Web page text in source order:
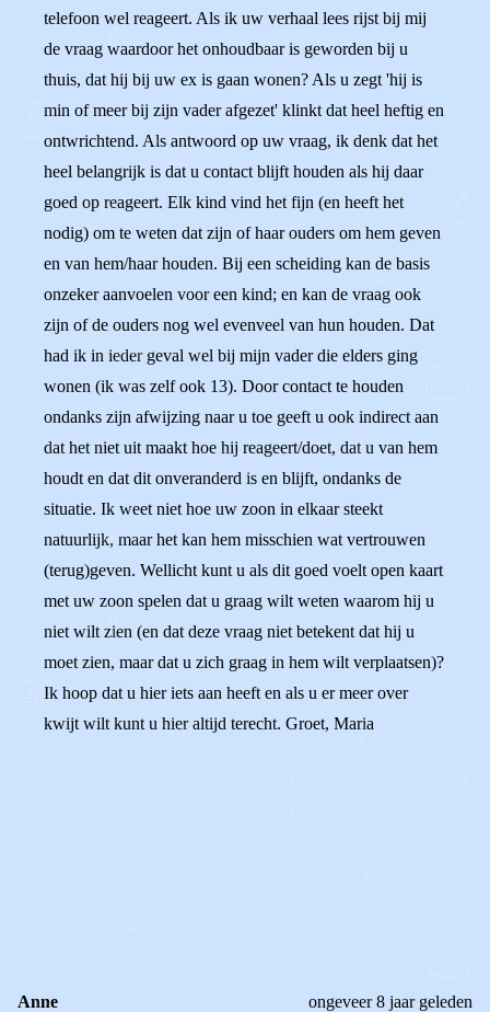
telefoon wel reageert. Als ik uw verhaal lees rijst bij mij
de vraag waardoor het onhoudbaar is geworden bij u
thuis, dat hij bij uw ex is gaan wonen? Als u zegt 'hij is
min of meer bij zijn vader afgezet' klinkt dat heel heftig en
ontwrichtend. Als antwoord op uw vraag, ik denk dat het
heel belangrijk is dat u contact blijft houden als hij daar
goed op reageert. Elk kind vind het fijn (en heeft het
nodig) om te weten dat zijn of haar ouders om hem geven
en van hem/haar houden. Bij een scheiding kan de basis
onzeker aanvoelen voor een kind; en kan de vraag ook
zijn of de ouders nog wel evenveel van hun houden. Dat
had ik in ieder geval wel bij mijn vader die elders ging
wonen (ik was zelf ook 13). Door contact te houden
ondanks zijn afwijzing naar u toe geeft u ook indirect aan
dat het niet uit maakt hoe hij reageert/doet, dat u van hem
houdt en dat dit onveranderd is en blijft, ondanks de
situatie. Ik weet niet hoe uw zoon in elkaar steekt
natuurlijk, maar het kan hem misschien wat vertrouwen
(terug)geven. Wellicht kunt u als dit goed voelt open kaart
met uw zoon spelen dat u graag wilt weten waarom hij u
niet wilt zien (en dat deze vraag niet betekent dat hij u
moet zien, maar dat u zich graag in hem wilt verplaatsen)?
Ik hoop dat u hier iets aan heeft en als u er meer over
kwijt wilt kunt u hier altijd terecht. Groet, Maria
Anne ongeveer 8 jaar geleden